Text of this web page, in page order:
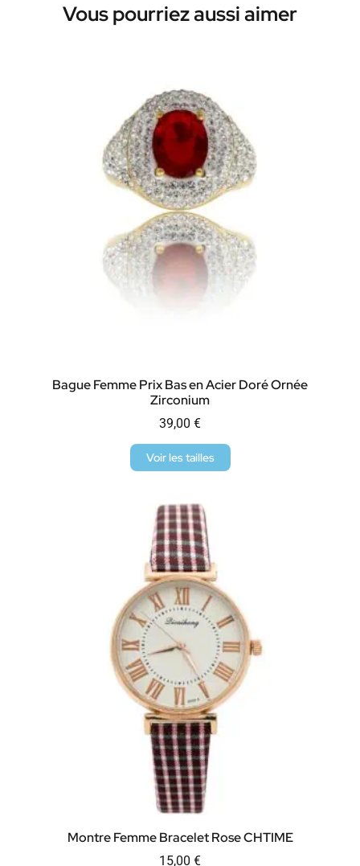
Vous pourriez aussi aimer
Bague Femme Prix Bas en Acier Doré Ornée
Zirconium
39,00 €
Voir les tailles
Montre Femme Bracelet Rose CHTIME
15,00 €